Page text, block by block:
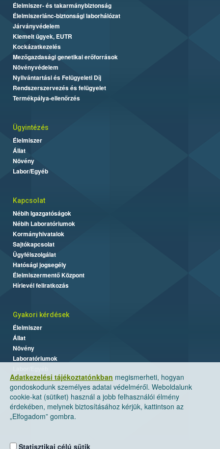
Adatkezelési tájékoztatónkban megismerheti, hogyan
gondoskodunk személyes adatai védelméről. Weboldalunk
cookie-kat (sütiket) használ a jobb felhasználói élmény
érdekében, melynek biztosításához kérjük, kattintson az
„Elfogadom” gombra.
Statisztikai célú sütik
Élelmiszer- és takarmánybiztonság
Élelmiszerlánc-biztonsági laborhálózat
Járványvédelem
Kiemelt ügyek, EUTR
Kockázatkezelés
Mezőgazdasági genetikai erőforrások
Növényvédelem
Nyilvántartási és Felügyeleti Díj
Rendszerszervezés és felügyelet
Termékpálya-ellenőrzés
Ügyintézés
Élelmiszer
Állat
Növény
Labor/Egyéb
Kapcsolat
Nébih Igazgatóságok
Nébih Laboratóriumok
Kormányhivatalok
Sajtókapcsolat
Ügyfélszolgálat
Hatósági jogsegély
Élelmiszermentő Központ
Hírlevél feliratkozás
Gyakori kérdések
Élelmiszer
Állat
Növény
Laboratóriumok